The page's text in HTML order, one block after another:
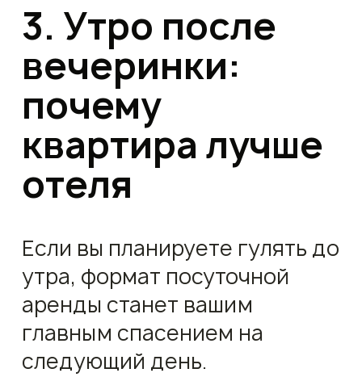
3. Утро после
вечеринки:
почему
квартира лучше
отеля
Если вы планируете гулять до
утра, формат посуточной
аренды станет вашим
главным спасением на
следующий день.